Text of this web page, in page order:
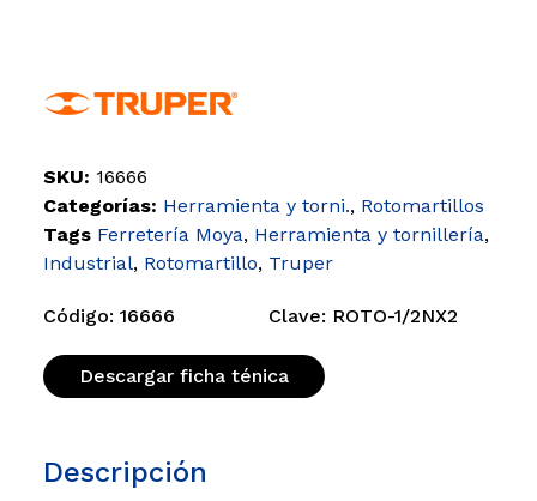
SKU: 16666
Categorías: Herramienta y torni., Rotomartillos
Tags Ferretería Moya, Herramienta y tornillería,
Industrial, Rotomartillo, Truper
Código: 16666 Clave: ROTO-1/2NX2
Descargar ficha ténica
Descripción